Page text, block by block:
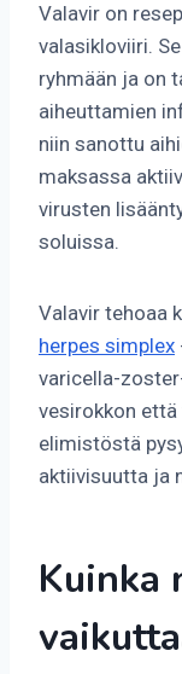
Valavir on
valasikloviiri.
ryhmään ja on
aiheuttamien
niin sanottu
maksassa
virusten
soluissa.
Valavir tehoaa
herpes simplex
varicella-
vesirokkon että
elimistöstä
aktiivisuutta ja
Kuinka